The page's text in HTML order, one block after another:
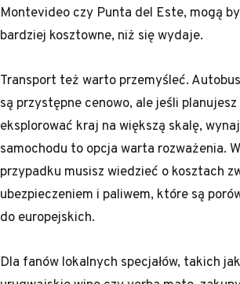
Montevideo czy Punta del Este, mogą
bardziej kosztowne, niż się wydaje.
Transport też warto przemyśleć.
są przystępne cenowo, ale jeśli planujesz
eksplorować kraj na większą skalę,
samochodu to opcja warta rozważenia.
przypadku musisz wiedzieć o kosztach
ubezpieczeniem i paliwem, które są
do europejskich.
Dla fanów lokalnych specjałów, takich jak